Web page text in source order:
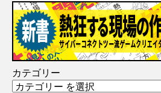
カテゴリー